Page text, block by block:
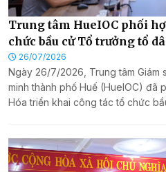
Trung tâm HueIOC phối
chức bầu cử Tổ trưởng tổ
Hue-S tại phường Thuận
26/07/2026
Ngày 26/7/2026, Trung tâm Giám
minh thành phố Huế (HueIOC) đã
Hóa triển khai công tác tổ chức